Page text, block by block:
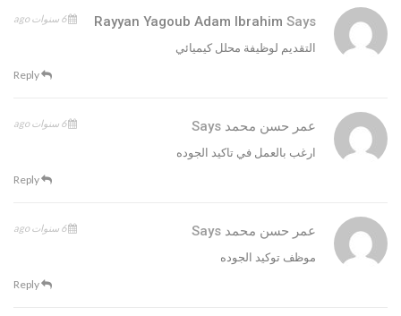
Rayyan Yagoub Adam Ibrahim Says 6 سنوات ago
التقديم لوظيفة محلل كيميائي
عمر حسن محمد Says 6 سنوات ago
ارغب بالعمل في تاكيد الجوده
عمر حسن محمد Says 6 سنوات ago
موظف توكيد الجوده